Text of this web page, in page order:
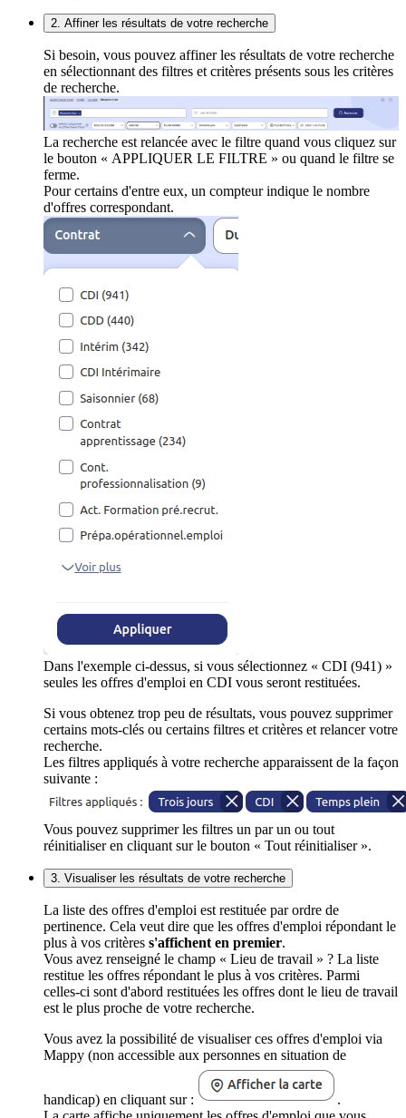
2. Affiner les résultats de votre recherche
Si besoin, vous pouvez affiner les résultats de votre recherche
en sélectionnant des filtres et critères présents sous les critères
de recherche.
La recherche est relancée avec le filtre quand vous cliquez sur
le bouton « APPLIQUER LE FILTRE » ou quand le filtre se
ferme.
Pour certains d'entre eux, un compteur indique le nombre
d'offres correspondant.
Dans l'exemple ci-dessus, si vous sélectionnez « CDI (941) »
seules les offres d'emploi en CDI vous seront restituées.
Si vous obtenez trop peu de résultats, vous pouvez supprimer
certains mots-clés ou certains filtres et critères et relancer votre
recherche.
Les filtres appliqués à votre recherche apparaissent de la façon
suivante :
Vous pouvez supprimer les filtres un par un ou tout
réinitialiser en cliquant sur le bouton « Tout réinitialiser ».
3. Visualiser les résultats de votre recherche
La liste des offres d'emploi est restituée par ordre de
pertinence. Cela veut dire que les offres d'emploi répondant le
plus à vos critères s'affichent en premier.
Vous avez renseigné le champ « Lieu de travail » ? La liste
restitue les offres répondant le plus à vos critères. Parmi
celles-ci sont d'abord restituées les offres dont le lieu de travail
est le plus proche de votre recherche.
Vous avez la possibilité de visualiser ces offres d'emploi via
Mappy (non accessible aux personnes en situation de
handicap) en cliquant sur :
.